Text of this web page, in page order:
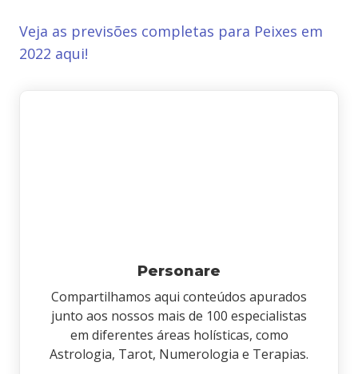
Veja as previsões completas para Peixes em
2022 aqui!
Personare
Compartilhamos aqui conteúdos apurados
junto aos nossos mais de 100 especialistas
em diferentes áreas holísticas, como
Astrologia, Tarot, Numerologia e Terapias.